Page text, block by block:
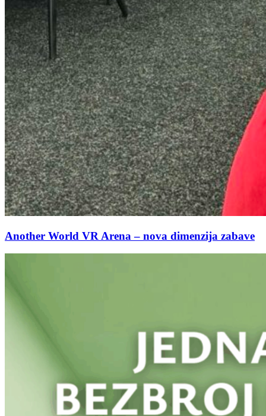
Another World VR Arena – nova dimenzija zabave